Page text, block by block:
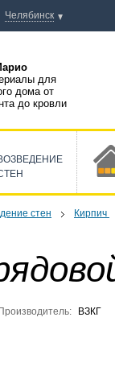
стен Кирпич
Производитель: ВЗКГ
для
дома от
до кровли
Челябинск